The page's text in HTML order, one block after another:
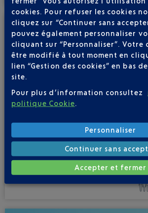
Maroc
cookies. Pour refuser les cookies
cliquez sur “Continuer sans
pouvez également personnaliser
cliquant sur “Personnaliser”. Votre
être modifié à tout moment en
lien “Gestion des cookies” en bas
site.
Pour plus d’information consultez
politique Cookie
Personnaliser
Continuer sans
Accepter et fermer